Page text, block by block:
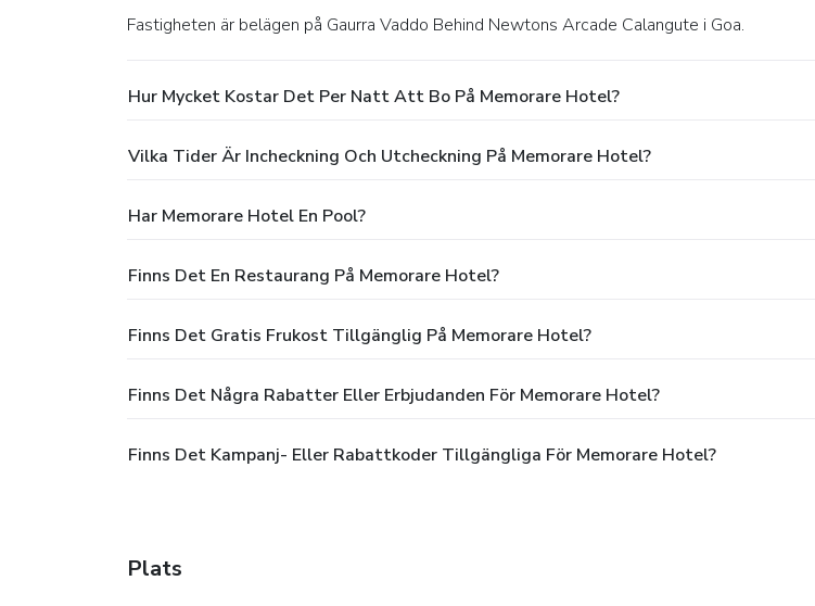
Fastigheten är belägen på Gaurra Vaddo Behind Newtons Arcade Calangute i Goa.
Hur Mycket Kostar Det Per Natt Att Bo På Memorare Hotel?
Vilka Tider Är Incheckning Och Utcheckning På Memorare Hotel?
Har Memorare Hotel En Pool?
Finns Det En Restaurang På Memorare Hotel?
Finns Det Gratis Frukost Tillgänglig På Memorare Hotel?
Finns Det Några Rabatter Eller Erbjudanden För Memorare Hotel?
Finns Det Kampanj- Eller Rabattkoder Tillgängliga För Memorare Hotel?
Plats